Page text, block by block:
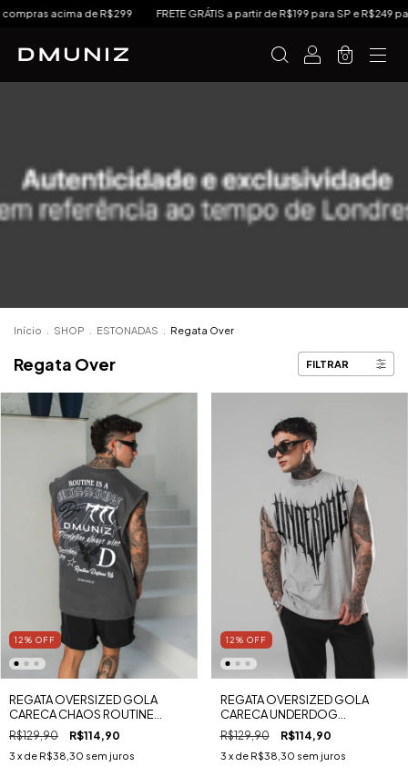
acima de R$299 FRETE GRÁTIS a partir de R$199 para SP e R$249 para
0
Início SHOP ESTONADAS Regata Over
Regata Over FILTRAR
12% OFF
REGATA OVERSIZED GOLA
CARECA CHAOS ROUTINE
ESTONADA
R$129,90 R$114,90
3 x de R$38,30 sem juros
12% OFF
REGATA OVERSIZED GOLA
CARECA UNDERDOG
ESTONADA
R$129,90 R$114,90
3 x de R$38,30 sem juros